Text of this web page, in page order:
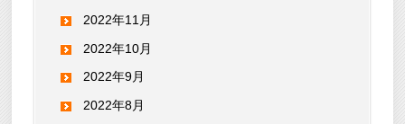
2022年11月
2022年10月
2022年9月
2022年8月